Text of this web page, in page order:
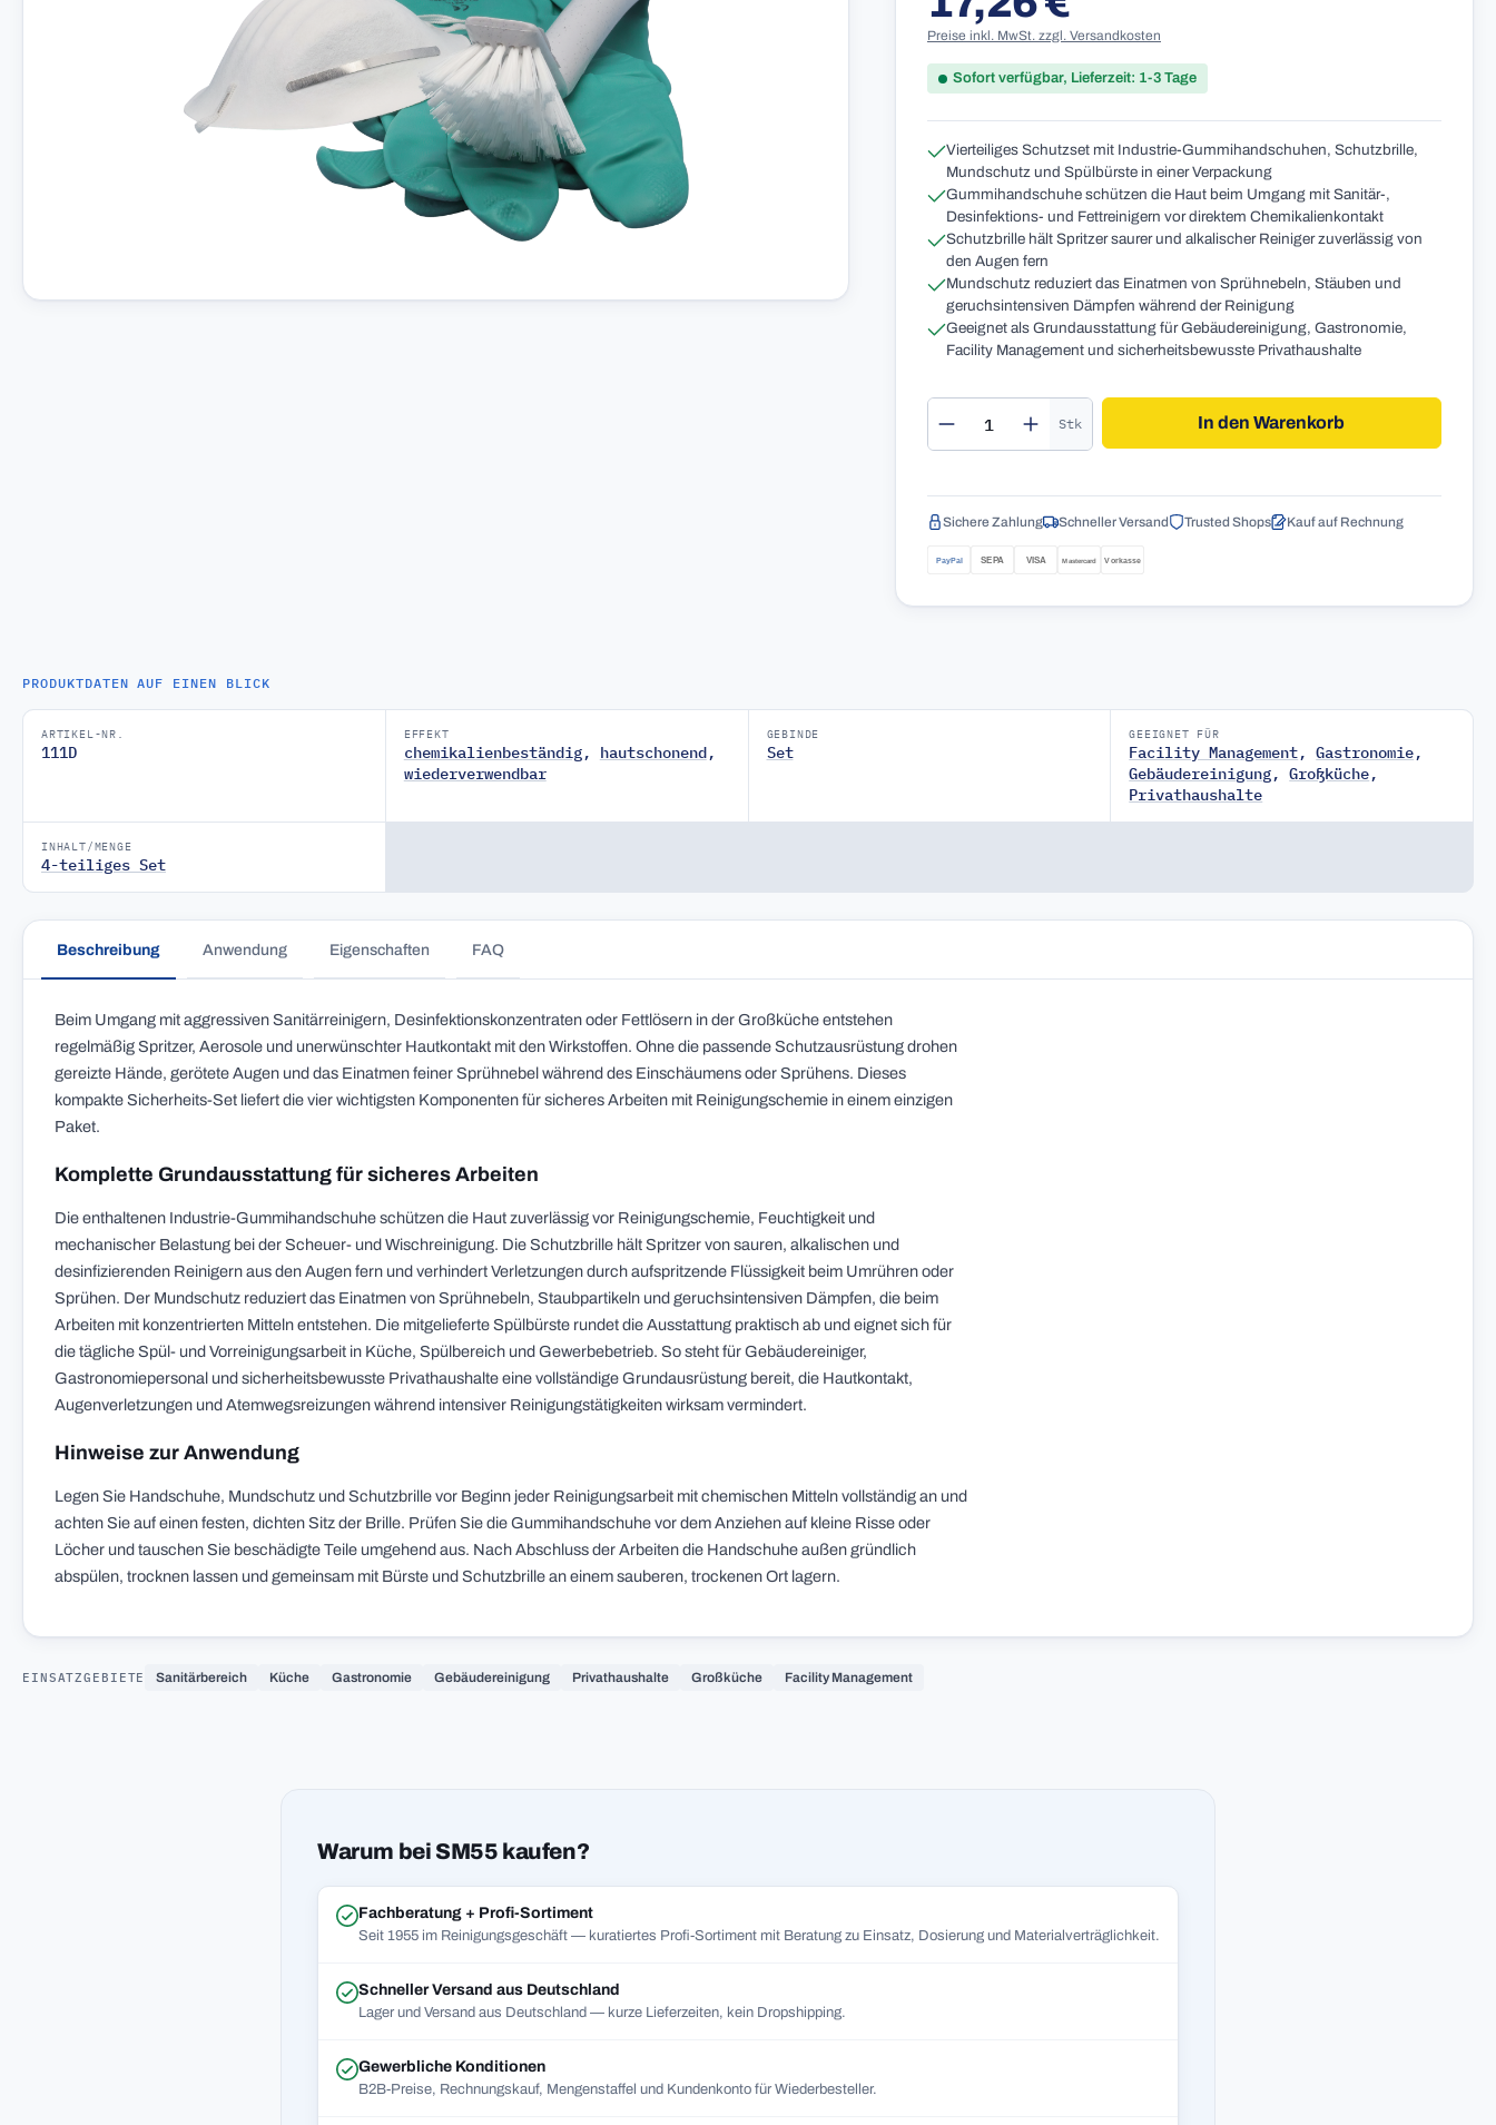
Preise inkl. MwSt. zzgl. Versandkosten
Sofort verfügbar, Lieferzeit: 1-3 Tage
Vierteiliges Schutzset mit Industrie-Gummihandschuhen, Schutzbrille,
Mundschutz und Spülbürste in einer Verpackung
Gummihandschuhe schützen die Haut beim Umgang mit Sanitär-,
Desinfektions- und Fettreinigern vor direktem Chemikalienkontakt
Schutzbrille hält Spritzer saurer und alkalischer Reiniger zuverlässig von
den Augen fern
Mundschutz reduziert das Einatmen von Sprühnebeln, Stäuben und
geruchsintensiven Dämpfen während der Reinigung
Geeignet als Grundausstattung für Gebäudereinigung, Gastronomie,
Facility Management und sicherheitsbewusste Privathaushalte
Produkt Anzahl: Gib den gewünschten Wert
Stk In den Warenkorb
Sichere Zahlung Schneller Versand Trusted Shops Kauf auf Rechnung
PRODUKTDATEN AUF EINEN BLICK
ARTIKEL-NR.
111D
EFFEKT
chemikalienbeständig, hautschonend,
wiederverwendbar
GEBINDE
Set
GEEIGNET FÜR
Facility Management,Gastronomie,
Gebäudereinigung,Großküche,
Privathaushalte
INHALT/MENGE
4-teiliges Set
Beschreibung Anwendung Eigenschaften FAQ
Beim Umgang mit aggressiven Sanitärreinigern, Desinfektionskonzentraten oder Fettlösern in der Großküche entstehen
regelmäßig Spritzer, Aerosole und unerwünschter Hautkontakt mit den Wirkstoffen. Ohne die passende Schutzausrüstung drohen
gereizte Hände, gerötete Augen und das Einatmen feiner Sprühnebel während des Einschäumens oder Sprühens. Dieses
kompakte Sicherheits-Set liefert die vier wichtigsten Komponenten für sicheres Arbeiten mit Reinigungschemie in einem einzigen
Paket.
Komplette Grundausstattung für sicheres Arbeiten
Die enthaltenen Industrie-Gummihandschuhe schützen die Haut zuverlässig vor Reinigungschemie, Feuchtigkeit und
mechanischer Belastung bei der Scheuer- und Wischreinigung. Die Schutzbrille hält Spritzer von sauren, alkalischen und
desinfizierenden Reinigern aus den Augen fern und verhindert Verletzungen durch aufspritzende Flüssigkeit beim Umrühren oder
Sprühen. Der Mundschutz reduziert das Einatmen von Sprühnebeln, Staubpartikeln und geruchsintensiven Dämpfen, die beim
Arbeiten mit konzentrierten Mitteln entstehen. Die mitgelieferte Spülbürste rundet die Ausstattung praktisch ab und eignet sich für
die tägliche Spül- und Vorreinigungsarbeit in Küche, Spülbereich und Gewerbebetrieb. So steht für Gebäudereiniger,
Gastronomiepersonal und sicherheitsbewusste Privathaushalte eine vollständige Grundausrüstung bereit, die Hautkontakt,
Augenverletzungen und Atemwegsreizungen während intensiver Reinigungstätigkeiten wirksam vermindert.
Hinweise zur Anwendung
Legen Sie Handschuhe, Mundschutz und Schutzbrille vor Beginn jeder Reinigungsarbeit mit chemischen Mitteln vollständig an und
achten Sie auf einen festen, dichten Sitz der Brille. Prüfen Sie die Gummihandschuhe vor dem Anziehen auf kleine Risse oder
Löcher und tauschen Sie beschädigte Teile umgehend aus. Nach Abschluss der Arbeiten die Handschuhe außen gründlich
abspülen, trocknen lassen und gemeinsam mit Bürste und Schutzbrille an einem sauberen, trockenen Ort lagern.
EINSATZGEBIETE Sanitärbereich Küche Gastronomie Gebäudereinigung Privathaushalte Großküche Facility Management
Warum bei SM55 kaufen?
Fachberatung + Profi-Sortiment
Seit 1955 im Reinigungsgeschäft — kuratiertes Profi-Sortiment mit Beratung zu Einsatz, Dosierung und Materialverträglichkeit.
Schneller Versand aus Deutschland
Lager und Versand aus Deutschland — kurze Lieferzeiten, kein Dropshipping.
Gewerbliche Konditionen
B2B-Preise, Rechnungskauf, Mengenstaffel und Kundenkonto für Wiederbesteller.